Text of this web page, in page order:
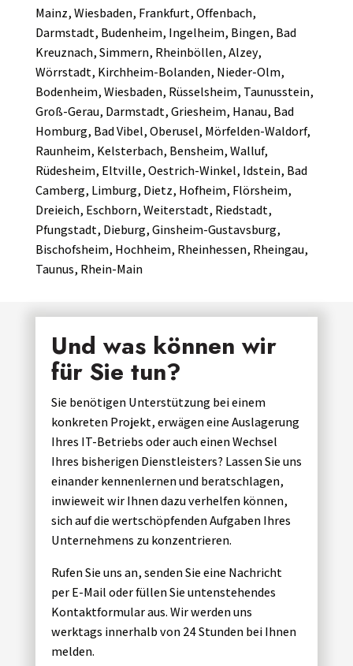
Mainz, Wiesbaden, Frankfurt, Offenbach,
Darmstadt, Budenheim, Ingelheim, Bingen, Bad
Kreuznach, Simmern, Rheinböllen, Alzey,
Wörrstadt, Kirchheim-Bolanden, Nieder-Olm,
Bodenheim, Wiesbaden, Rüsselsheim, Taunusstein,
Groß-Gerau, Darmstadt, Griesheim, Hanau, Bad
Homburg, Bad Vibel, Oberusel, Mörfelden-Waldorf,
Raunheim, Kelsterbach, Bensheim, Walluf,
Rüdesheim, Eltville, Oestrich-Winkel, Idstein, Bad
Camberg, Limburg, Dietz, Hofheim, Flörsheim,
Dreieich, Eschborn, Weiterstadt, Riedstadt,
Pfungstadt, Dieburg, Ginsheim-Gustavsburg,
Bischofsheim, Hochheim, Rheinhessen, Rheingau,
Taunus, Rhein-Main
Und was können wir
für Sie tun?
Sie benötigen Unterstützung bei einem
konkreten Projekt, erwägen eine Auslagerung
Ihres IT-Betriebs oder auch einen Wechsel
Ihres bisherigen Dienstleisters? Lassen Sie uns
einander kennenlernen und beratschlagen,
inwieweit wir Ihnen dazu verhelfen können,
sich auf die wertschöpfenden Aufgaben Ihres
Unternehmens zu konzentrieren.
Rufen Sie uns an, senden Sie eine Nachricht
per E-Mail oder füllen Sie untenstehendes
Kontaktformular aus. Wir werden uns
werktags innerhalb von 24 Stunden bei Ihnen
melden.